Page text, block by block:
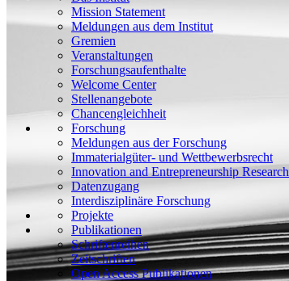
Mission Statement
Meldungen aus dem Institut
Gremien
Veranstaltungen
Forschungsaufenthalte
Welcome Center
Stellenangebote
Chancengleichheit
Forschung
Meldungen aus der Forschung
Immaterialgüter- und Wettbewerbsrecht
Innovation and Entrepreneurship Research
Datenzugang
Interdisziplinäre Forschung
Projekte
Publikationen
Schriftenreihen
Zeitschriften
Open Access Publikationen